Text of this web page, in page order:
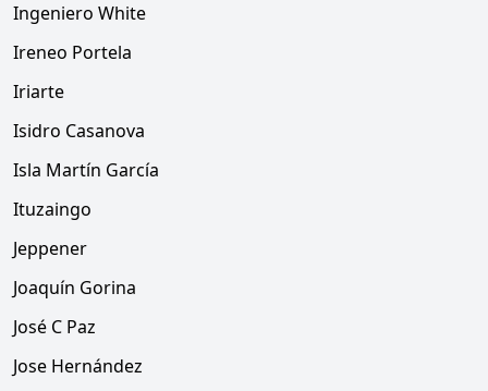
Ingeniero White
Ireneo Portela
Iriarte
Isidro Casanova
Isla Martín García
Ituzaingo
Jeppener
Joaquín Gorina
José C Paz
Jose Hernández